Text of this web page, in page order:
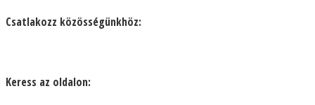
Csatlakozz közösségünkhöz:
Keress az oldalon: